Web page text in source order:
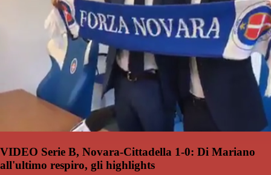
VIDEO Serie B, Novara-Cittadella 1-0: Di Mariano
all'ultimo respiro, gli highlights